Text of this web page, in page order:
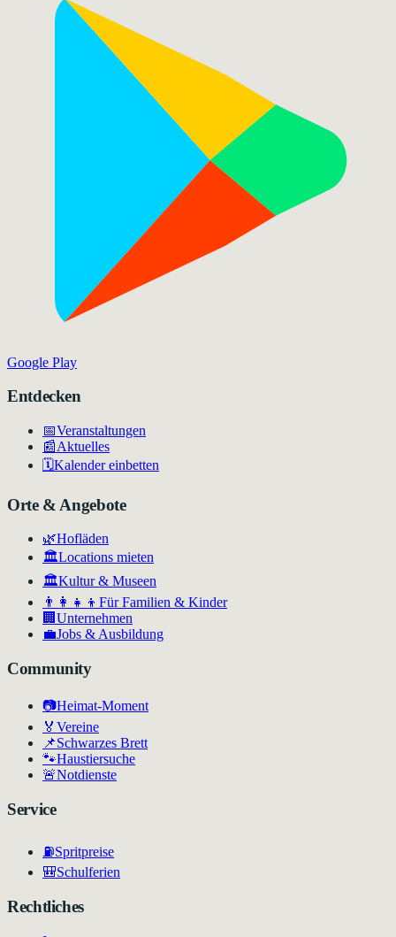
Google Play
Entdecken
📅Veranstaltungen
📰Aktuelles
🗓️Kalender einbetten
Orte & Angebote
🌿Hofläden
🏛️Locations mieten
🏛Kultur & Museen
👨‍👩‍👧‍👦 Für Familien & Kinder
🏢 Unternehmen
💼Jobs & Ausbildung
Community
📷Heimat-Moment
🏅 Vereine
📌Schwarzes Brett
🐾Haustiersuche
🚨Notdienste
Service
⛽Spritpreise
🎒Schulferien
Rechtliches